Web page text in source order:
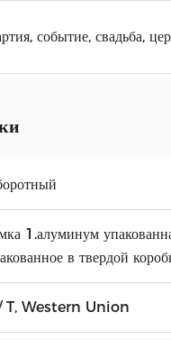
событие, свадьба,
1.алуминум
в твердой
T, Western Union